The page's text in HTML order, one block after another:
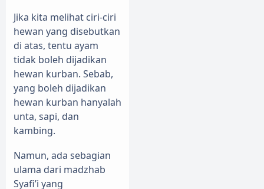
Jika kita melihat ciri-ciri
hewan yang disebutkan
di atas, tentu ayam
tidak boleh dijadikan
hewan kurban. Sebab,
yang boleh dijadikan
hewan kurban hanyalah
unta, sapi, dan
kambing.
Namun, ada sebagian
ulama dari madzhab
Syafi’i yang